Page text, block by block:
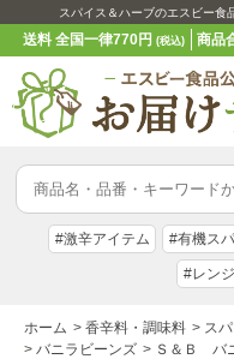
スパイス＆ハーブのエスビー食
送料 全国一律770円(税込) 商品
#激辛アイテム #有機ス
#レン
ホーム > 香辛料・調味料 > ス
> バニラビーンズ > Ｓ＆Ｂ バ